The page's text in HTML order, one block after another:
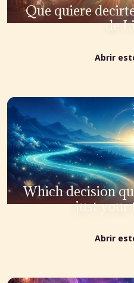
Que quiere
de
Abrir
Which decision
just your
Abrir